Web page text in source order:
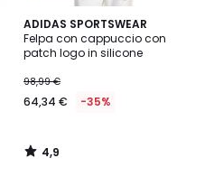
ADIDAS SPORTSWEAR
Felpa con cappuccio con
patch logo in silicone
98,99 €
64,34 € -35%
4,9
/ 5
4,9
/